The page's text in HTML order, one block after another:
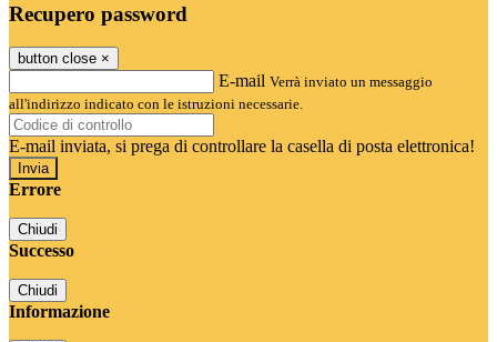
Recupero password
button close ×
E-mail Verrà inviato un messaggio
all'indirizzo indicato con le istruzioni necessarie.
E-mail inviata, si prega di controllare la casella di posta elettronica!
Errore
Chiudi
Successo
Chiudi
Informazione